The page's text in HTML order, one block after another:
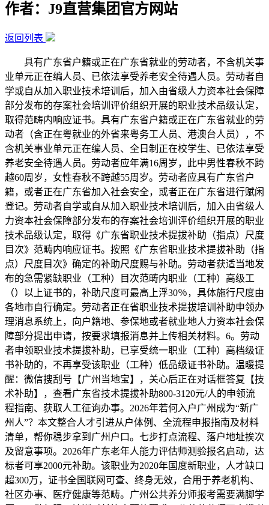
作者：J9直营集团官方网站
返回列表
具有广东省户籍或正在广东省就业的劳动者，不含机关事
业单元正在编人员、已依法享受养老安全待遇人员。劳动者自
学或自从加入职业技术培训后，加入由省级人力资本社会保障
部分发布的存案社会培训评价组织开展的职业技术品级认定，
取得范畴内响应证书。具有广东省户籍或正在广东省就业的劳
动者（含正在粤就业的外省来粤务工人员、港澳台人员），不
含机关事业单元正在编人员、全日制正在校学生、已依法享受
养老安全待遇人员。劳动者应年满16周岁，此中男性春秋不跨
越60周岁，女性春秋不跨越55周岁。劳动者应具有广东省户
籍，或者正在广东省加入社会安全，或者正在广东省进行赋闲
登记。劳动者自学或自从加入职业技术培训后，加入由省级人
力资本社会保障部分发布的存案社会培训评价组织开展的职业
技术品级认定，取得《广东省职业技术提拔补助（指点）尺度
目次》范畴内响应证书。按照《广东省职业技术提拔补助（指
点）尺度目次》确定的补助尺度赐与补助。劳动者获适当地发
布的急需紧缺职业（工种）目次范畴内职业（工种）高级工
（）以上证书的，补助尺度可最高上浮30％，具体施行尺度由
各地市自行确定。劳动者正在省职业技术提拔培训补助申领办
理消息系统上，向户籍地、参保地或者就业地人力资本社会保
障部分提出申请，按要求填报消息并上传相关材料。6。劳动
者申领职业技术提拔补助，已享受统一职业（工种）高档级证
书补助的，不再享受该职业（工种）低品级证书补助。温暖提
醒：微信搜刮号【广州当地宝】，关心后正在对话框答复【技
术补助】，查看广东省技术提拔补助800-3120元/人的申领流
程指南、获取人工征询办事。2026年若何入户广州成为“新广
州人”？本文整合人才引进从户体例、全流程申报指南及材料
清单，帮你稳步拿到广州户口。七步打点流程、落户地址挨次
及留意事项。2026年广东老年人能力评估师测验报名启动，达
标者可享2000元补助。该职业为2020年国度新职业，人才缺口
超300万，证书全国联网可查、终身无效，合用于养老机构、
社区办事、医疗健康等范畴。广州公共养分师报考需要满脚学